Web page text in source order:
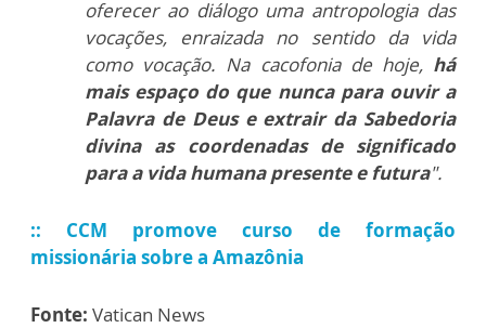
oferecer ao diálogo uma antropologia das
vocações, enraizada no sentido da vida
como vocação. Na cacofonia de hoje, há
mais espaço do que nunca para ouvir a
Palavra de Deus e extrair da Sabedoria
divina as coordenadas de significado
para a vida humana presente e futura".
:: CCM promove curso de formação
missionária sobre a Amazônia
Fonte: Vatican News